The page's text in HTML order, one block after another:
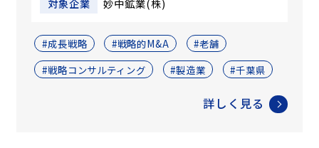
対象企業 妙中鉱業(株)
#成長戦略 #戦略的M&A
#老舗
#戦略コンサルティング
#製造業 #千葉県
詳しく見る